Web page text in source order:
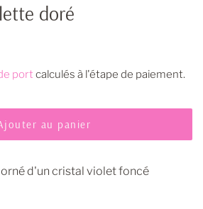
doré
port calculés à l'étape de paiement.
au panier
d'un cristal violet foncé